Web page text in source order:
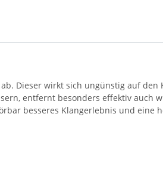
Dieser wirkt sich ungünstig auf
entfernt besonders effektiv auch
besseres Klangerlebnis und eine